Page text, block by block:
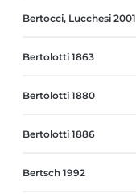
Bertocci, Lucchesi 2001
Bertolotti 1863
Bertolotti 1880
Bertolotti 1886
Bertsch 1992